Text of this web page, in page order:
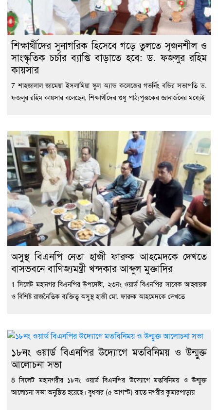
শিক্ষার্থীদের সুনাগরিক হিসেবে গড়ে তুলতে সৃজনশীল ও
সাংস্কৃতিক চর্চার ব্যাপ্তি বাড়াতে হবে: ড. ফজলুর রহিম
কায়সার
7 শাহজালাল জামেয়া ইসলামিয়া স্কুল অ্যান্ড কলেজের গভর্নিং বডির সভাপতি ড.
ফজলুর রহিম কায়সার বলেছেন, শিক্ষার্থীদের শুধু পাঠ্যপুস্তকের জ্ঞানার্জনের মধ্যেই
অসুস্থ বিএনপি নেতা হাজী ফারুক আহমেদকে দেখতে
বাসভবনে বাণিজ্যমন্ত্রী খন্দকার আব্দুল মুক্তাদির
1 সিলেট মহানগর বিএনপির উপদেষ্টা, ২৩নং ওয়ার্ড বিএনপির সাবেক আহ্বায়ক
ও বিশিষ্ট রাজনৈতিক ব্যক্তিত্ব অসুস্থ হাজী মো. ফারুক আহমেদকে দেখতে
১৮নং ওয়ার্ড বিএনপির উদ্যোগে মতবিনিময় ও উন্মুক্ত
আলোচনা সভা
8 সিলেট মহানগরীর ১৮নং ওয়ার্ড বিএনপির উদ্যোগে মতবিনিময় ও উন্মুক্ত
আলোচনা সভা অনুষ্ঠিত হয়েছে। বুধবার (৫ আগস্ট) রাতে নগরীর কুমারপাড়ায়